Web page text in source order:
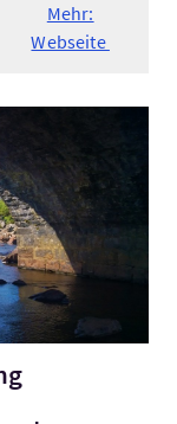
Mehr:
Webseite